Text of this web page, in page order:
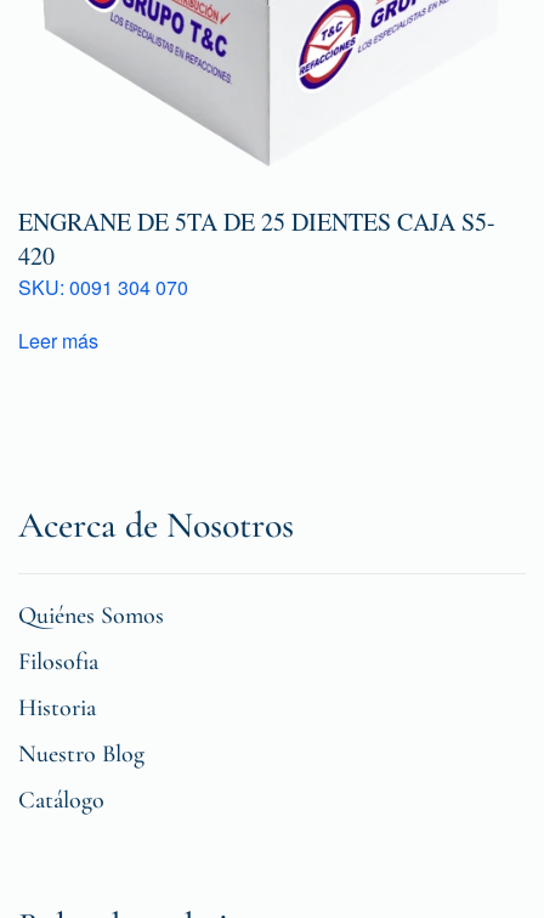
ENGRANE DE 5TA DE 25 DIENTES CAJA S5-
420
SKU: 0091 304 070
Leer más
Acerca de Nosotros
Quiénes Somos
Filosofia
Historia
Nuestro Blog
Catálogo